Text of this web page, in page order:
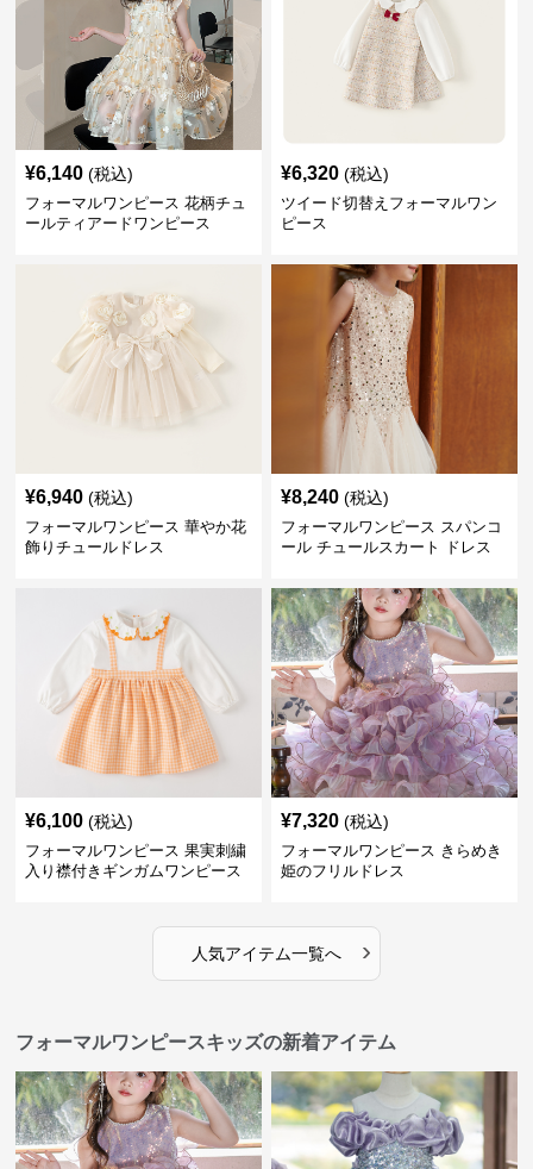
¥6,140 (税込)
フォーマルワンピース 花柄チュ
ールティアードワンピース
¥6,320 (税込)
ツイード切替えフォーマルワン
ピース
¥6,940 (税込)
フォーマルワンピース 華やか花
飾りチュールドレス
¥8,240 (税込)
フォーマルワンピース スパンコ
ール チュールスカート ドレス
¥6,100 (税込)
フォーマルワンピース 果実刺繍
入り襟付きギンガムワンピース
¥7,320 (税込)
フォーマルワンピース きらめき
姫のフリルドレス
人気アイテム一覧へ ›
フォーマルワンピースキッズの新着アイテム